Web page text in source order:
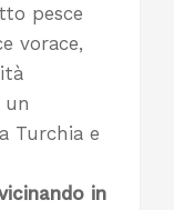
pesce
vorace,
un
Turchia e
in